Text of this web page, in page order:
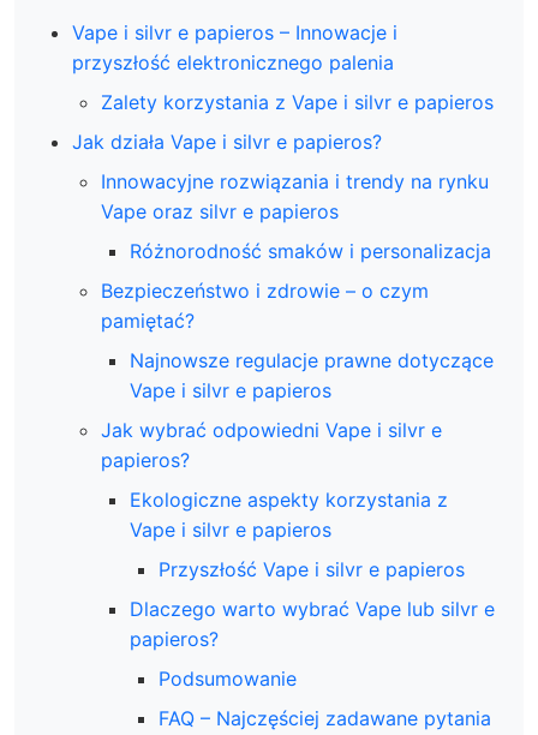
Vape i silvr e papieros – Innowacje i
przyszłość elektronicznego palenia
Zalety korzystania z Vape i silvr e papieros
Jak działa Vape i silvr e papieros?
Innowacyjne rozwiązania i trendy na rynku
Vape oraz silvr e papieros
Różnorodność smaków i personalizacja
Bezpieczeństwo i zdrowie – o czym
pamiętać?
Najnowsze regulacje prawne dotyczące
Vape i silvr e papieros
Jak wybrać odpowiedni Vape i silvr e
papieros?
Ekologiczne aspekty korzystania z
Vape i silvr e papieros
Przyszłość Vape i silvr e papieros
Dlaczego warto wybrać Vape lub silvr e
papieros?
Podsumowanie
FAQ – Najczęściej zadawane pytania